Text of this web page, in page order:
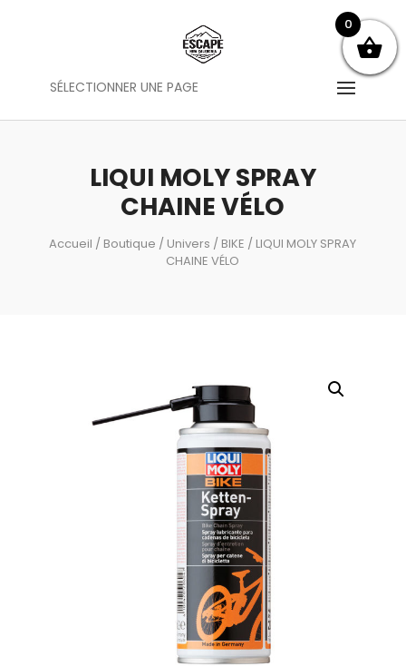
SÉLECTIONNER UNE PAGE
LIQUI MOLY SPRAY
CHAINE VÉLO
Accueil / Boutique / Univers / BIKE / LIQUI MOLY SPRAY
CHAINE VÉLO
0